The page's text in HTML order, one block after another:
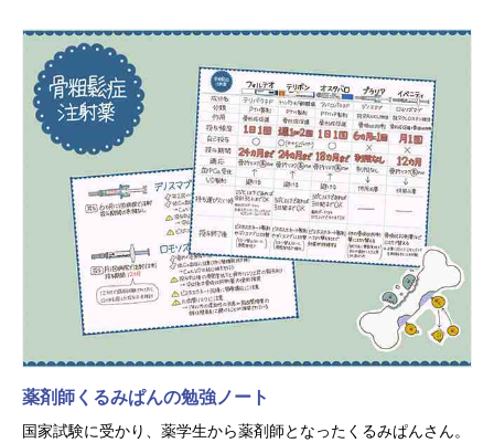
薬剤師くるみぱんの勉強ノート
国家試験に受かり、薬学生から薬剤師となったくるみぱんさん。